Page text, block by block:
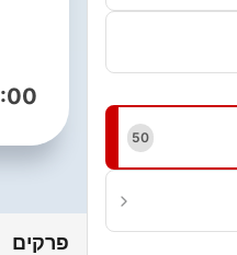
50
פרקים